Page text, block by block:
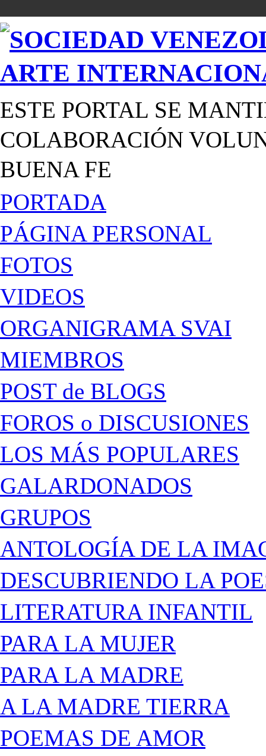
ESTE PORTAL SE
COLABORACIÓN
BUENA FE
PORTADA
PÁGINA PERSONAL
FOTOS
VIDEOS
ORGANIGRAMA SVAI
MIEMBROS
POST de BLOGS
FOROS o DISCUSIONES
LOS MÁS POPULARES
GALARDONADOS
GRUPOS
ANTOLOGÍA DE LA
DESCUBRIENDO LA
LITERATURA INFANTIL
PARA LA MUJER
PARA LA MADRE
A LA MADRE TIERRA
POEMAS DE AMOR